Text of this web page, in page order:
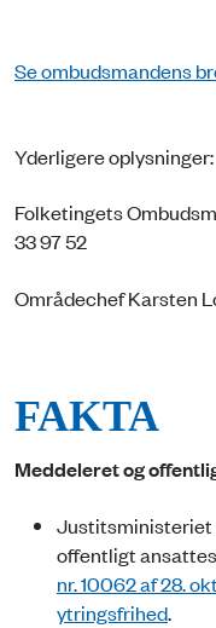
Se ombudsmandens
Yderligere oplysninger:
Folketingets
33 97 52
Områdechef Karsten
FAKTA
Meddeleret og
Justitsministeriet
offentligt
nr. 10062 af 28.
ytringsfrihed.